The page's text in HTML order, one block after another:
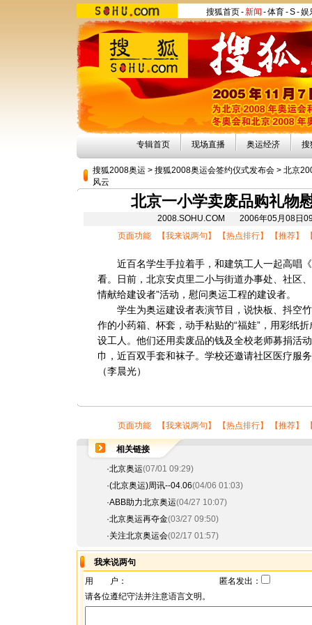
搜狐首页-新闻 -体育-S-娱
专辑首页 现场直播 奥运经济 搜
搜狐2008奥运 > 搜狐2008奥运会签约仪式发布会 > 北京
风云
北京一小学卖废品购礼物
2008.SOHU.COM 2006年05月08日
页面功能 【我来说两句 】 【热点排行】 【推荐】
近百名学生手拉着手，和建筑工人一起高唱《
看。日前，北京安贞里二小与街道办事处、社区
情献给建设者”活动，慰问奥运工程的建设者。
学生为奥运建设者表演节目，说快板、抖空竹
作的小药箱、杯套，动手粘贴的“福娃”，用彩纸
设工人。他们还用卖废品的钱及全校老师募捐活
巾，近百双手套和袜子。学校还邀请社区医疗服
（李晨光）
页面功能 【我来说两句 】 【热点排行】 【推荐】
相关链接
·北京奥运(07/01 09:29)
·(北京奥运)周讯--04.06(04/06 01:03)
·ABB助力北京奥运(04/27 10:07)
·北京奥运再夺金(03/27 09:50)
·关注北京奥运会(02/17 01:57)
我来说两句
用 户：
匿名发出：
请各位遵纪守法并注意语言文明。